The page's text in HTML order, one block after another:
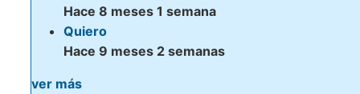
Hace 8 meses 1 semana
Quiero
Hace 9 meses 2 semanas
ver más